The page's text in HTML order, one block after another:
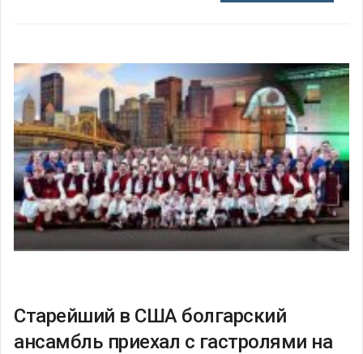
Старейший в США болгарский
ансамбль приехал с гастролями на